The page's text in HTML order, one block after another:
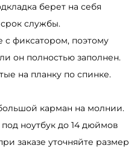
берет на себя
срок службы.
с фиксатором, поэтому
он полностью заполнен.
на планку по спинке.
карман на молнии.
ноутбук до 14 дюймов
заказе уточняйте размер